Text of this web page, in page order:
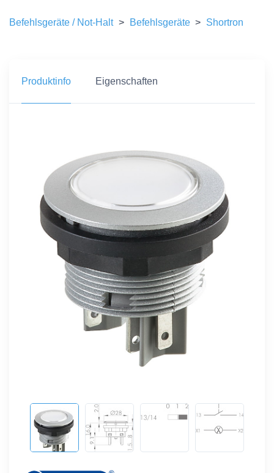
Befehlsgeräte / Not-Halt > Befehlsgeräte > Shortron
Produktinfo Eigenschaften